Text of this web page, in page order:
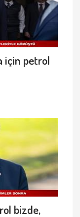
için petrol
bizde,